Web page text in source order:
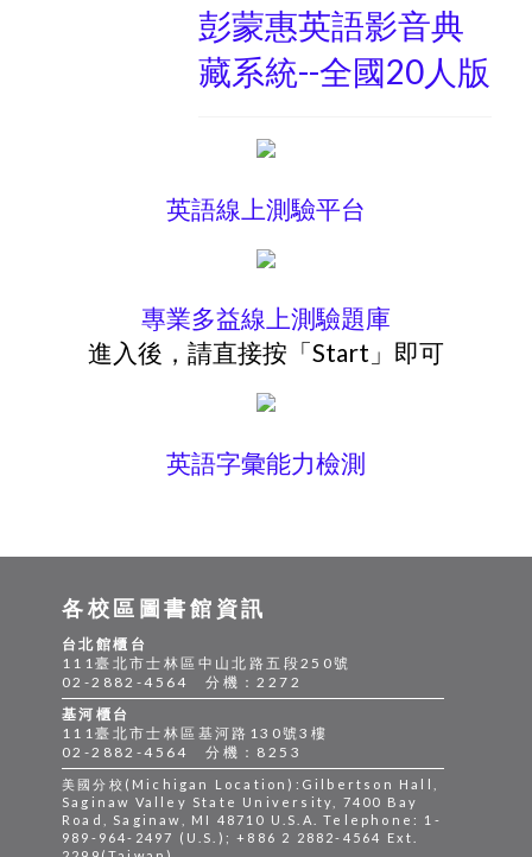
彭蒙惠英語影音典
藏系統--全國20人版
英語線上測驗平台
專業多益線上測驗題庫
進入後，請直接按「Start」即可
英語字彙能力檢測
各校區圖書館資訊
台北館櫃台
111臺北市士林區中山北路五段250號
02-2882-4564 分機：2272
基河櫃台
111臺北市士林區基河路130號3樓
02-2882-4564 分機：8253
美國分校(Michigan Location):Gilbertson Hall,
Saginaw Valley State University, 7400 Bay
Road, Saginaw, MI 48710 U.S.A. Telephone: 1-
989-964-2497 (U.S.); +886 2 2882-4564 Ext.